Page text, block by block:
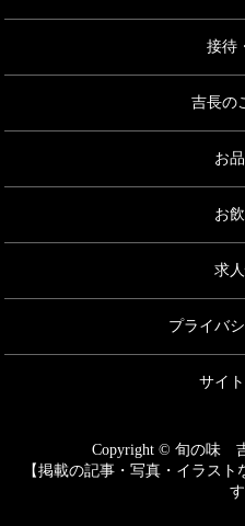
接待
吉長の
お
お
求
プライバ
サイ
Copyright © 旬の味 吉
【掲載の記事・写真・イラス
す